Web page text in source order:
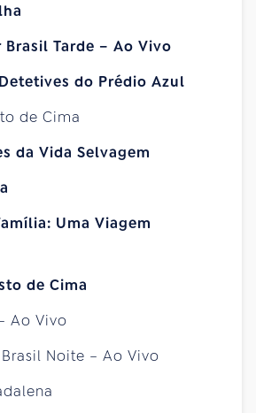
Brasil Tarde – Ao Vivo
do Prédio Azul
de Cima
da Vida Selvagem
Uma Viagem
de Cima
Ao Vivo
Noite – Ao Vivo